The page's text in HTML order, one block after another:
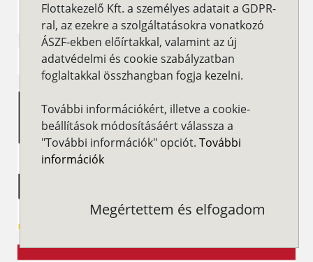
Flottakezelő Kft. a személyes adatait a GDPR-
ral, az ezekre a szolgáltatásokra vonatkozó
ÁSZF-ekben előírtakkal, valamint az új
adatvédelmi és cookie szabályzatban
foglaltakkal összhangban fogja kezelni.
További információkért, illetve a cookie-
beállítások módosításáért válassza a
"További információk" opciót. További
információk
Megértettem és elfogadom